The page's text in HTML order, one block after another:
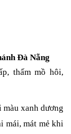
Đà Nẵng
thấm mồ hôi,
xanh dương
mái, mát mẻ khi